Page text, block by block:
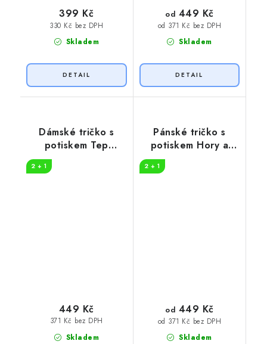
Skladem
330 Kč bez DPH
399 Kč
Skladem
od 371 Kč bez DPH
od 449 Kč
Dámské tričko s
potiskem Tep
2 + 1
Skladem
371 Kč bez DPH
449 Kč
Pánské tričko s
potiskem Hory a
2 + 1
Skladem
od 371 Kč bez DPH
od 449 Kč